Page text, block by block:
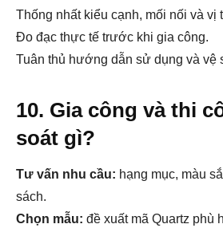
Thống nhất kiểu cạnh, mối nối và vị
Đo đạc thực tế trước khi gia công.
Tuân thủ hướng dẫn sử dụng và vệ
10. Gia công và thi
soát gì?
Tư vấn nhu cầu: hạng mục, màu
sách.
Chọn mẫu: đề xuất mã Quartz phù